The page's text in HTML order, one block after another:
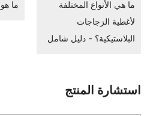
ما هي الأنواع المختلفة
لأغطية الزجاجات
البلاستيكية؟ - دليل شامل
ما
استشارة المنتج